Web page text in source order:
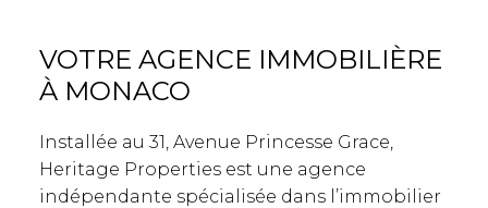
VOTRE AGENCE IMMOBILIÈRE
À MONACO
Installée au 31, Avenue Princesse Grace,
Heritage Properties est une agence
indépendante spécialisée dans l’immobilier